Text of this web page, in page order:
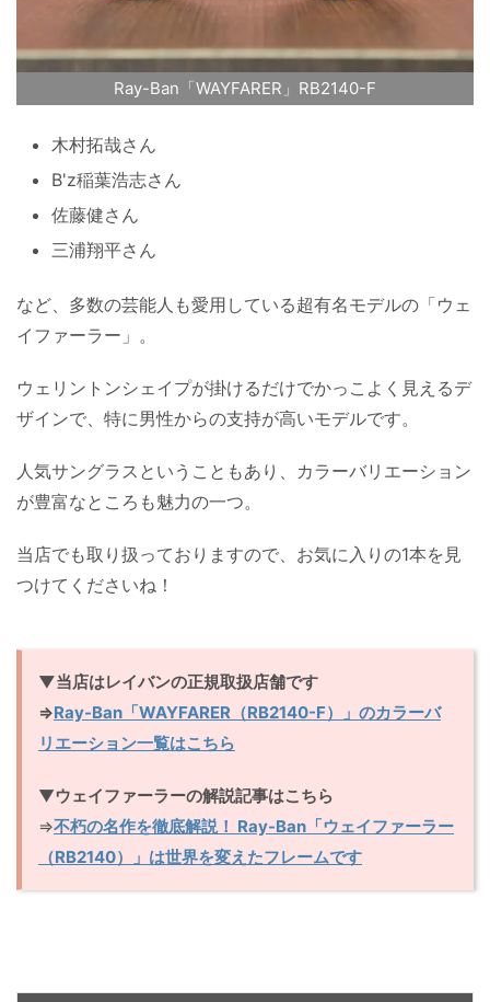
Ray-Ban「WAYFARER」RB2140-F
木村拓哉さん
B'z稲葉浩志さん
佐藤健さん
三浦翔平さん
など、多数の芸能人も愛用している超有名モデルの「ウェ
イファーラー」。
ウェリントンシェイプが掛けるだけでかっこよく見えるデ
ザインで、特に男性からの支持が高いモデルです。
人気サングラスということもあり、カラーバリエーション
が豊富なところも魅力の一つ。
当店でも取り扱っておりますので、お気に入りの1本を見
つけてくださいね！
▼当店はレイバンの正規取扱店舗です
⇒Ray-Ban「WAYFARER（RB2140-F）」のカラーバ
リエーション一覧はこちら
▼ウェイファーラーの解説記事はこちら
⇒不朽の名作を徹底解説！ Ray-Ban「ウェイファーラー
（RB2140）」は世界を変えたフレームです